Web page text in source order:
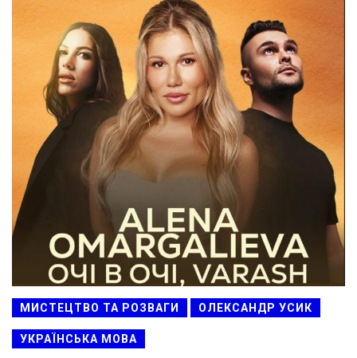
МИСТЕЦТВО ТА РОЗВАГИ ОЛЕКСАНДР УСИК
УКРАЇНСЬКА МОВА